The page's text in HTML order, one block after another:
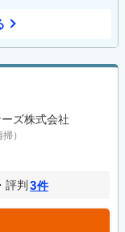
ズ株式会社
）
評判 3件